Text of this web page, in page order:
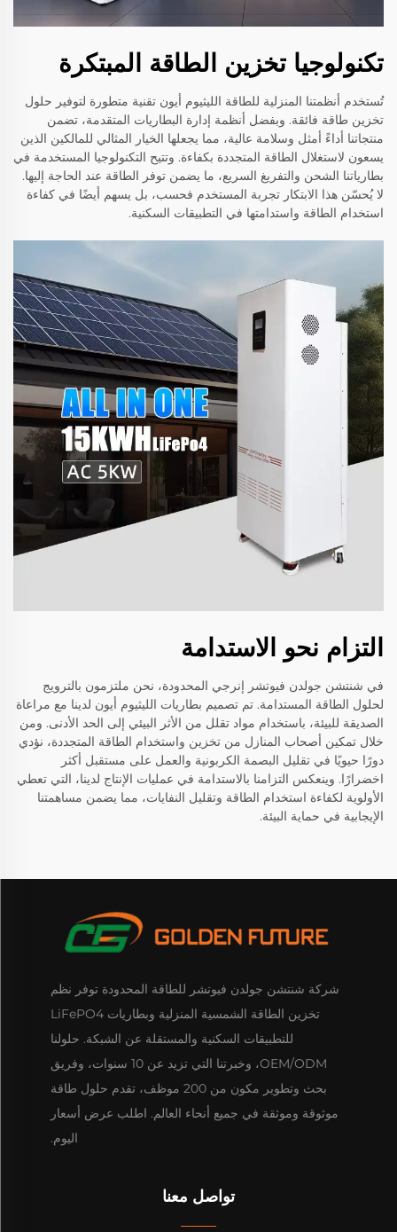
تكنولوجيا تخزين الطاقة المبتكرة
تُستخدم أنظمتنا المنزلية للطاقة الليثيوم أيون تقنية متطورة لتوفير حلول
تخزين طاقة فائقة. وبفضل أنظمة إدارة البطاريات المتقدمة، تضمن
منتجاتنا أداءً أمثل وسلامة عالية، مما يجعلها الخيار المثالي للمالكين الذين
يسعون لاستغلال الطاقة المتجددة بكفاءة. وتتيح التكنولوجيا المستخدمة في
بطارياتنا الشحن والتفريغ السريع، ما يضمن توفر الطاقة عند الحاجة إليها.
لا يُحسّن هذا الابتكار تجربة المستخدم فحسب، بل يسهم أيضًا في كفاءة
استخدام الطاقة واستدامتها في التطبيقات السكنية.
التزام نحو الاستدامة
في شنتشن جولدن فيوتشر إنرجي المحدودة، نحن ملتزمون بالترويج
لحلول الطاقة المستدامة. تم تصميم بطاريات الليثيوم أيون لدينا مع مراعاة
الصديقة للبيئة، باستخدام مواد تقلل من الأثر البيئي إلى الحد الأدنى. ومن
خلال تمكين أصحاب المنازل من تخزين واستخدام الطاقة المتجددة، نؤدي
دورًا حيويًا في تقليل البصمة الكربونية والعمل على مستقبل أكثر
اخضرارًا. وينعكس التزامنا بالاستدامة في عمليات الإنتاج لدينا، التي تعطي
الأولوية لكفاءة استخدام الطاقة وتقليل النفايات، مما يضمن مساهمتنا
الإيجابية في حماية البيئة.
شركة شنتشن جولدن فيوتشر للطاقة المحدودة توفر نظم
تخزين الطاقة الشمسية المنزلية وبطاريات LiFePO4
للتطبيقات السكنية والمستقلة عن الشبكة. حلولنا
OEM/ODM، وخبرتنا التي تزيد عن 10 سنوات، وفريق
بحث وتطوير مكون من 200 موظف، تقدم حلول طاقة
موثوقة وموثقة في جميع أنحاء العالم. اطلب عرض أسعار
اليوم.
تواصل معنا